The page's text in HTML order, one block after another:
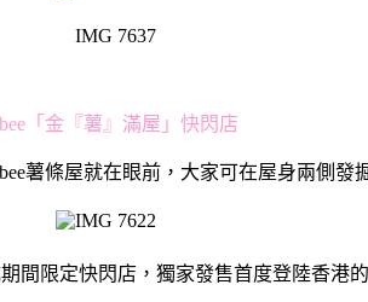
「金『薯』滿屋」快閃店
薯條屋就在眼前，大家可在屋身兩側發
間限定快閃店，獨家發售首度登陸香港的